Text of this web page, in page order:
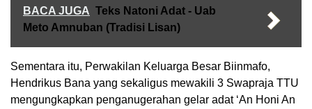
BACA JUGA Teks Natoni Adat - Uab
Meto Amnuban (Tradisi Lisan)
Sementara itu, Perwakilan Keluarga Besar Biinmafo,
Hendrikus Bana yang sekaligus mewakili 3 Swapraja TTU
mengungkapkan penganugerahan gelar adat ‘An Honi An